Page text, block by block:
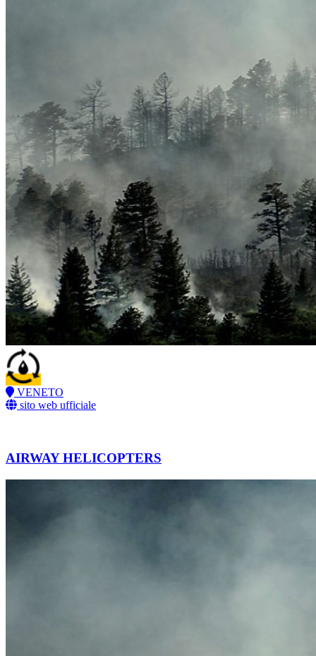
VENETO
sito web ufficiale
AIRWAY HELICOPTERS